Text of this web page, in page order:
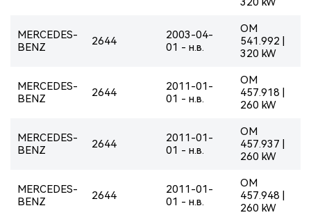
MERCEDES-
BENZ
2644
2003-04-
01 - н.в.
OM
541.992 |
320 kW
MERCEDES-
BENZ
2644
2011-01-
01 - н.в.
OM
457.918 |
260 kW
MERCEDES-
BENZ
2644
2011-01-
01 - н.в.
OM
457.937 |
260 kW
MERCEDES-
BENZ
2644
2011-01-
01 - н.в.
OM
457.948 |
260 kW